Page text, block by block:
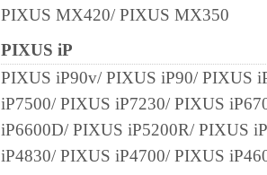
PIXUS MX420/ PIXUS MX350
PIXUS iP
PIXUS iP90v/ PIXUS iP90/ PIXUS
iP7500/ PIXUS iP7230/ PIXUS
iP6600D/ PIXUS iP5200R/ PIXUS
iP4830/ PIXUS iP4700/ PIXUS